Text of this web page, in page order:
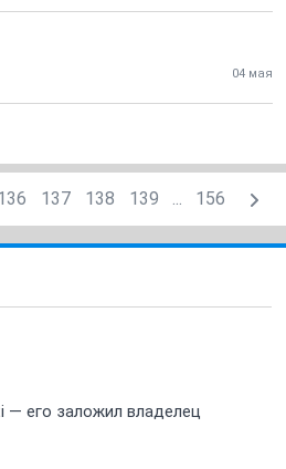
04 мая
137 138 139 ... 156
— его заложил владелец